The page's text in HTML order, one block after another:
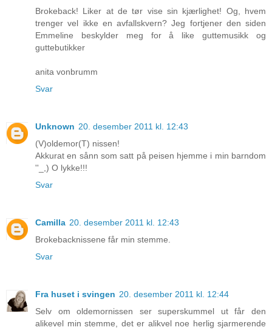
Brokeback! Liker at de tør vise sin kjærlighet! Og, hvem
trenger vel ikke en avfallskvern? Jeg fortjener den siden
Emmeline beskylder meg for å like guttemusikk og
guttebutikker
anita vonbrumm
Svar
Unknown 20. desember 2011 kl. 12:43
(V)oldemor(T) nissen!
Akkurat en sånn som satt på peisen hjemme i min barndom
''_,) O lykke!!!
Svar
Camilla 20. desember 2011 kl. 12:43
Brokebacknissene får min stemme.
Svar
Fra huset i svingen 20. desember 2011 kl. 12:44
Selv om oldemornissen ser superskummel ut får den
alikevel min stemme, det er alikvel noe herlig sjarmerende